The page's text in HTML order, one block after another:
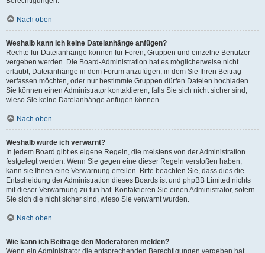
Nach oben
Weshalb kann ich keine Dateianhänge anfügen?
Rechte für Dateianhänge können für Foren, Gruppen und einzelne Benutzer
vergeben werden. Die Board-Administration hat es möglicherweise nicht
erlaubt, Dateianhänge in dem Forum anzufügen, in dem Sie Ihren Beitrag
verfassen möchten, oder nur bestimmte Gruppen dürfen Dateien hochladen.
Sie können einen Administrator kontaktieren, falls Sie sich nicht sicher sind,
wieso Sie keine Dateianhänge anfügen können.
Nach oben
Weshalb wurde ich verwarnt?
In jedem Board gibt es eigene Regeln, die meistens von der Administration
festgelegt werden. Wenn Sie gegen eine dieser Regeln verstoßen haben,
kann sie Ihnen eine Verwarnung erteilen. Bitte beachten Sie, dass dies die
Entscheidung der Administration dieses Boards ist und phpBB Limited nichts
mit dieser Verwarnung zu tun hat. Kontaktieren Sie einen Administrator, sofern
Sie sich die nicht sicher sind, wieso Sie verwarnt wurden.
Nach oben
Wie kann ich Beiträge den Moderatoren melden?
Wenn ein Administrator die entsprechenden Berechtigungen vergeben hat,